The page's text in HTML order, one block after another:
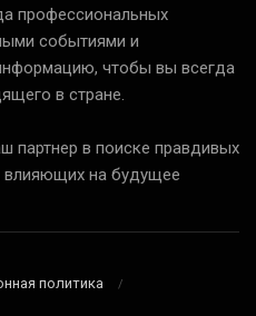
профессиональных
событиями и
чтобы вы всегда
в стране.
партнер в поиске правдивых
влияющих на будущее
политика